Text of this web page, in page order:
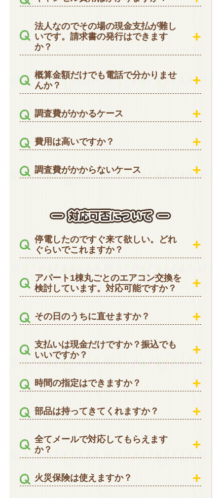
法人なのでその場の現金支払が難し
いです。請求書の発行はできます
か？
概算金額だけでも電話で分かりませ
んか？
調査費がかかるケース
費用は高いですか？
調査費がかからないケース
停電したのですぐ来て欲しい。どれ
ぐらいでこれますか？
アパート1棟丸ごとのエアコン交換を
検討しています。対応可能ですか？
その日のうちに直せますか？
支払いは現金だけですか？振込でも
いいですか？
時間の指定はできますか？
部品は持ってきてくれますか？
全てメールで対応してもらえます
か？
火災保険は使えますか？